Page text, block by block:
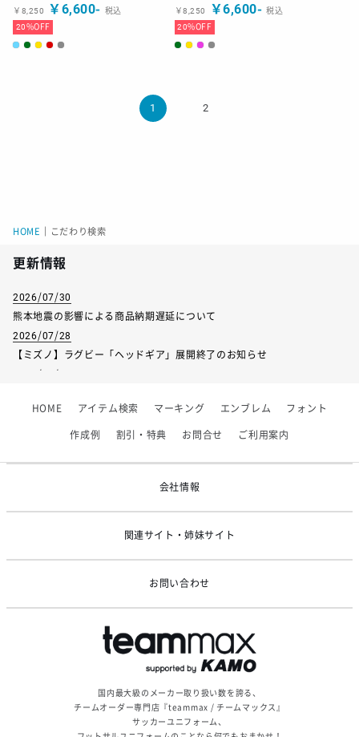
￥ 8,250 ￥6,600- 税込
20%OFF
￥8,250 ￥6,600- 税込
20%OFF
1 2
HOME こだわり検索
更新情報
2026/07/30
熊本地震の影響による商品納期遅延について
2026/07/28
【ミズノ】ラグビー「ヘッドギア」展開終了のお知らせ
2026/06/09
【アシックス】一部商品「生地の在庫限り」廃盤のお知らせ
HOME アイテム検索 マーキング エンブレム フォント
作成例 割引・特典 お問合せ ご利用案内
会社情報
関連サイト・姉妹サイト
お問い合わせ
国内最大級のメーカー取り扱い数を誇る、
チームオーダー専門店『teammax / チームマックス』
サッカーユニフォーム、